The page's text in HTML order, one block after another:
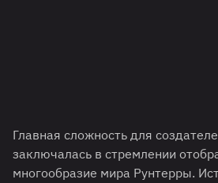
Главная сложность для
заключалась в стремлении
многообразие мира Рунтерры.